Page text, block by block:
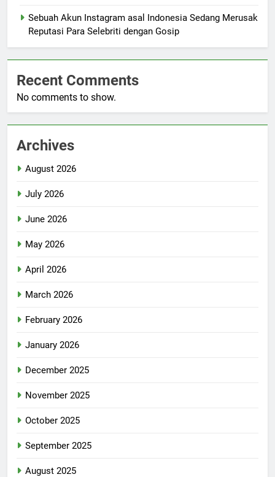
Sebuah Akun Instagram asal Indonesia Sedang Merusak
Reputasi Para Selebriti dengan Gosip
Recent Comments
No comments to show.
Archives
August 2026
July 2026
June 2026
May 2026
April 2026
March 2026
February 2026
January 2026
December 2025
November 2025
October 2025
September 2025
August 2025